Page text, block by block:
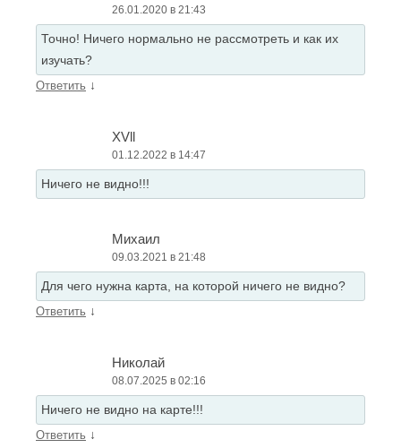
26.01.2020 в 21:43
Точно! Ничего нормально не рассмотреть и как их
изучать?
Ответить ↓
XVll
01.12.2022 в 14:47
Ничего не видно!!!
Михаил
09.03.2021 в 21:48
Для чего нужна карта, на которой ничего не видно?
Ответить ↓
Николай
08.07.2025 в 02:16
Ничего не видно на карте!!!
Ответить ↓